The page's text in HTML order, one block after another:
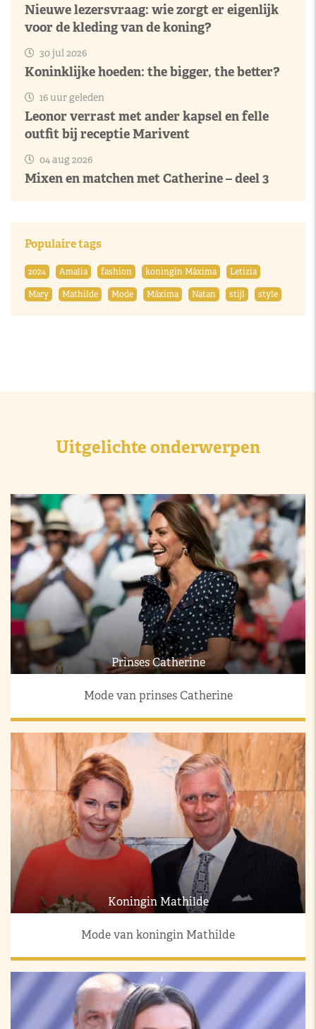
Nieuwe lezersvraag: wie zorgt er eigenlijk
voor de kleding van de koning?
30 jul 2026
Koninklijke hoeden: the bigger, the better?
16 uur geleden
Leonor verrast met ander kapsel en felle
outfit bij receptie Marivent
04 aug 2026
Mixen en matchen met Catherine – deel 3
Populaire tags
2024 Amalia fashion koningin Máxima
Letizia
Mary
Mathilde Mode Máxima Natan stijl style
Uitgelichte onderwerpen
Prinses Catherine
Mode van prinses Catherine
Koningin Mathilde
Mode van koningin Mathilde